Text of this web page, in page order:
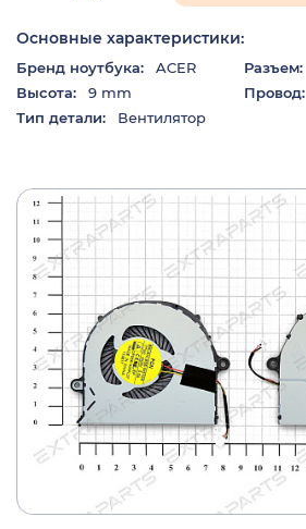
Основные характеристики:
Бренд ноутбука: ACER Разъем:
Высота:
9 mm Провод:
Тип детали:
Вентилятор